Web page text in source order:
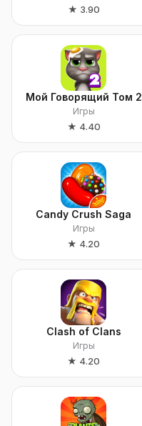
★ 3.90
Мой Говорящий Том 2
Игры
★ 4.40
Candy Crush Saga
Игры
★ 4.20
Clash of Clans
Игры
★ 4.20